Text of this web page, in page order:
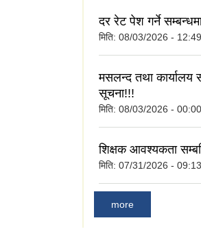
दर रेट पेश गर्ने
मिति: 08/03/2026 - 12:49
मसलन्द तथा कार्यालय
सूचना!!!
मिति: 08/03/2026 - 00:00
शिक्षक आवश्यकता
मिति: 07/31/2026 - 09:13
more